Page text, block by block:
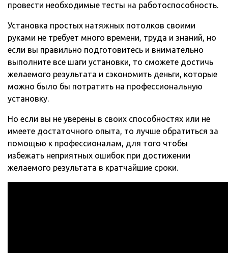
провести необходимые тесты на работоспособность.
Установка простых натяжных потолков своими
руками не требует много времени, труда и знаний, но
если вы правильно подготовитесь и внимательно
выполните все шаги установки, то сможете достичь
желаемого результата и сэкономить деньги, которые
можно было бы потратить на профессиональную
установку.
Но если вы не уверены в своих способностях или не
имеете достаточного опыта, то лучше обратиться за
помощью к профессионалам, для того чтобы
избежать неприятных ошибок при достижении
желаемого результата в кратчайшие сроки.